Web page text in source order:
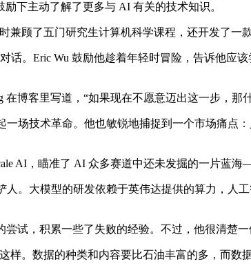
励下主动了解了更多与 AI 有关的技术知识。
顾了五门研究生计算机科学课程，还开发了一
。Eric Wu 鼓励他趁着年轻时冒险，告诉他应
博客里写道，“如果现在不愿意迈出这一步，那
场技术革命。他也敏锐地捕捉到一个市场痛点
AI，瞄准了 AI 众多赛道中还未发掘的一片蓝海
大模型的研发依赖于英伟达提供的算力，人工
，积累一些了失败的经验。不过，他很清楚一
。数据的种类和内容要比石油丰富的多，而数